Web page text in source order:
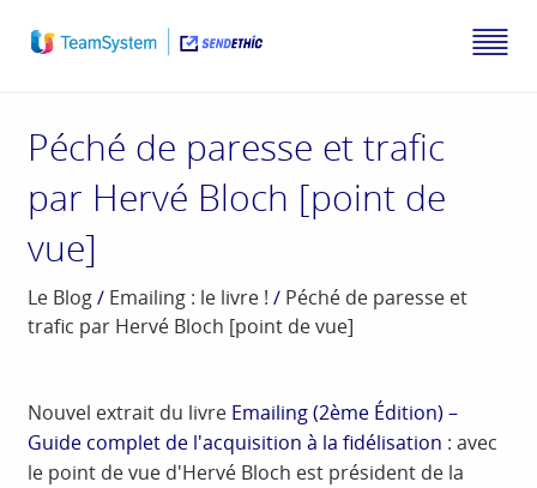
Péché de paresse et trafic
par Hervé Bloch [point de
vue]
Le Blog/ Emailing : le livre ! / Péché de paresse et
trafic par Hervé Bloch [point de vue]
Nouvel extrait du livre Emailing (2ème Édition) –
Guide complet de l'acquisition à la fidélisation : avec
le point de vue d'Hervé Bloch est président de la